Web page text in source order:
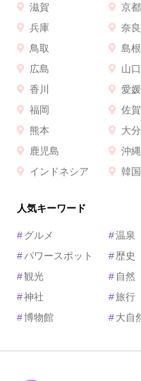
滋賀
京都
兵庫
奈良
鳥取
島根
広島
山口
香川
愛媛
福岡
佐賀
熊本
大分
鹿児島
沖縄
インドネシア
韓国
人気キーワード
#グルメ #温泉
#パワースポット #歴史
#観光 # 自然
#神社 #旅行
#博物館 #大自